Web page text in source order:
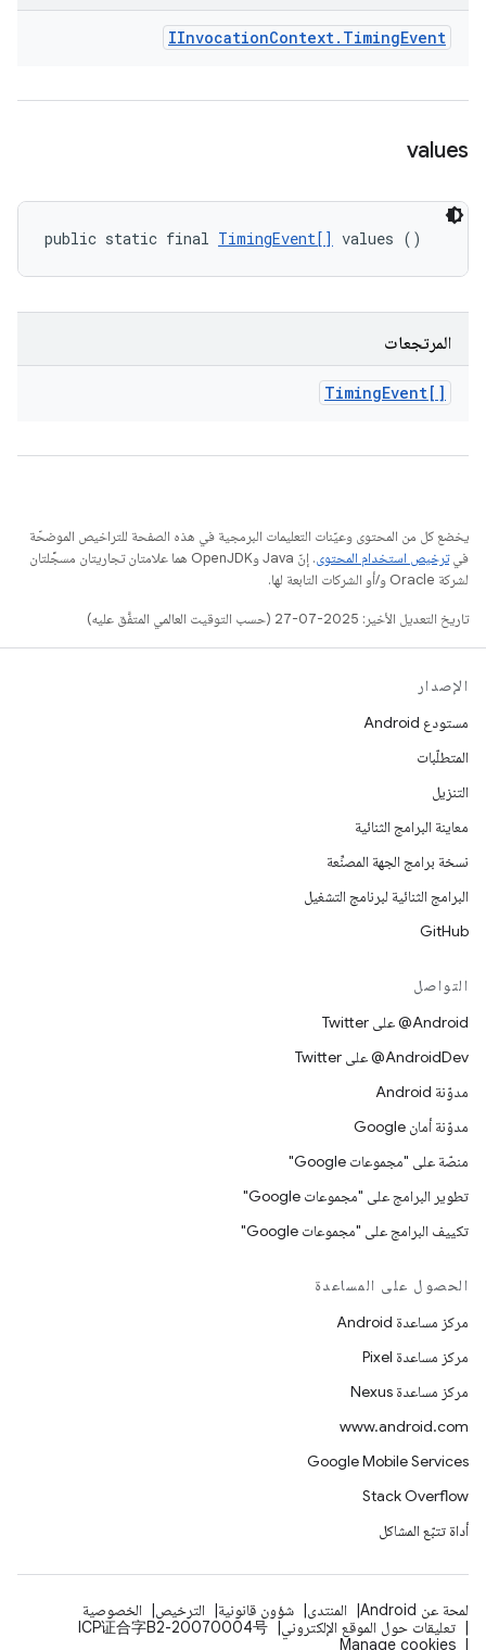
IInvocationContext. TimingEvent
values
public static final TimingEvent[] values ()
المرتجعات
TimingEvent[]
يخضع كل من المحتوى وعيّنات التعليمات البرمجية في هذه الصفحة للتراخيص الموضحّة
فيترخيص استخدام المحتوى
. إنّ Java وOpenJDK هما علامتان تجاريتان مسجَّلتان
لشركة Oracle و/أو الشركات التابعة لها.
تاريخ التعديل الأخير: 2025-07-27 (حسب التوقيت العالمي المتفَّق عليه)
الإصدار
مستودع Android
المتطلّبات
التنزيل
معاينة البرامج الثنائية
نسخة برامج الجهة المصنِّعة
البرامج الثنائية لبرنامج التشغيل
GitHub
التواصل
‎@Android على Twitter
‎@AndroidDev على Twitter
مدوّنة Android
مدوّنة أمان Google
منصّة على "مجموعات Google"
تطوير البرامج على "مجموعات Google"
تكييف البرامج على "مجموعات Google"
الحصول على المساعدة
مركز مساعدة Android
مركز مساعدة Pixel
مركز مساعدة Nexus
www.android.com
Google Mobile Services
Stack Overflow
أداة تتبّع المشاكل
لمحة عن Android المنتدى شؤون قانونية الترخيص
الخصوصية
تعليقات حول الموقع الإلكتروني
ICP证合字B2-20070004号
Manage cookies